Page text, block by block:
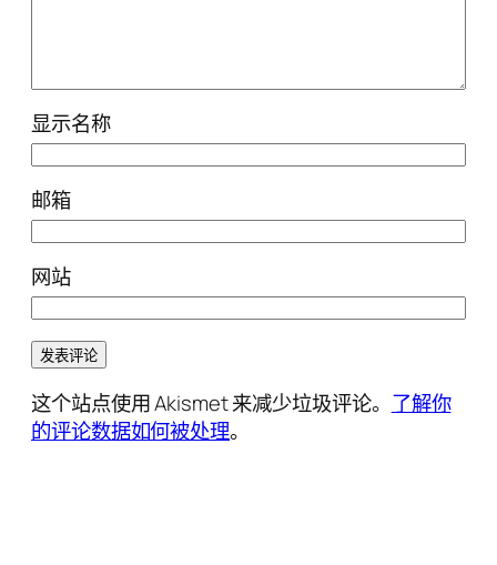
显示名称
邮箱
网站
这个站点使用 Akismet 来减少垃圾评论。 了解你
的评论数据如何被处理。